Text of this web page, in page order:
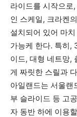
라이드를 시작으로
인 스케일, 크라켄
설치되어 있어 마
가능케 한다. 특히,
이드, 대형 네트망,
게 짜릿한 스릴과
아일랜드는 서울랜
부 슬라이드 등 고
자 동반 하에 이용